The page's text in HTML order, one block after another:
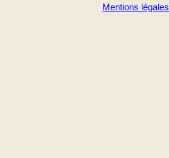
Mentions légales